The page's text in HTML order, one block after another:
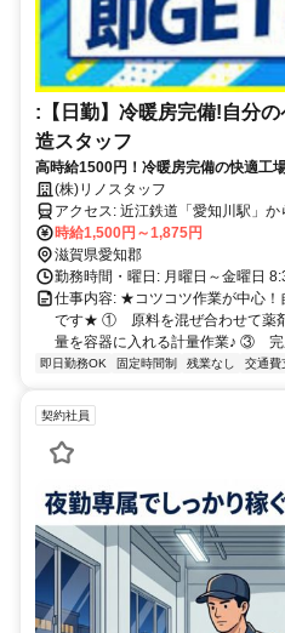
:【日勤】冷暖房完備!自分
造スタッフ
高時給1500円！冷暖房完備の快適工
プライベートとの両立もバッチリ♪
(株)リノスタッフ
アクセス: 近江鉄道「愛知川駅
時給1,500円～1,875円
滋賀県愛知郡
勤務時間・曜日: 月曜日～金曜日
仕事内容: ★コツコツ作業が中心
です★ ① 原料を混ぜ合わせて薬
量を容器に入れる計量作業♪ ③ 完
即日勤務OK 固定時間制 残業なし 交通費
契約社員